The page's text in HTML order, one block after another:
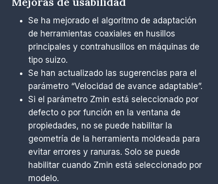
Se ha mejorado el algoritmo de adaptación
de herramientas coaxiales en husillos
principales y contrahusillos en máquinas de
tipo suizo.
Se han actualizado las sugerencias para el
parámetro “Velocidad de avance adaptable”.
Si el parámetro Zmin está seleccionado por
defecto o por función en la ventana de
propiedades, no se puede habilitar la
geometría de la herramienta moldeada para
evitar errores y ranuras. Solo se puede
habilitar cuando Zmin está seleccionado por
modelo.